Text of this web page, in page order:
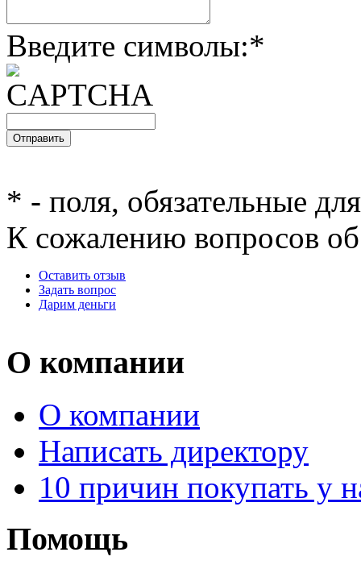
Введите символы:*
* - поля, обязательные
К сожалению вопросов об
Оставить отзыв
Задать вопрос
Дарим деньги
О компании
О компании
Написать директору
10 причин покупать у
Помощь